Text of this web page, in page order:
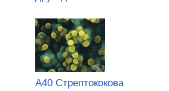
A40 Стрептококова